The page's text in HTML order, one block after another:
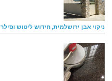
ניקוי אבן ירושלמית, חידוש ליטוש וסילר